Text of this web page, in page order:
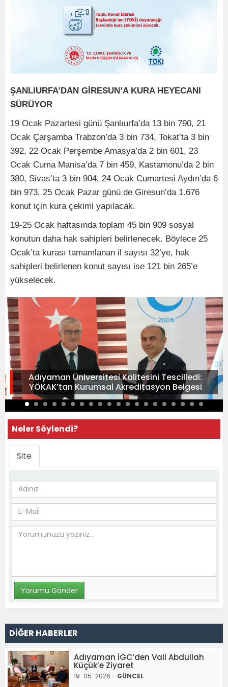
ŞANLIURFA’DAN GİRESUN’A KURA HEYECANI
SÜRÜYOR
19 Ocak Pazartesi günü Şanlıurfa’da 13 bin 790, 21
Ocak Çarşamba Trabzon’da 3 bin 734, Tokat’ta 3 bin
392, 22 Ocak Perşembe Amasya’da 2 bin 601, 23
Ocak Cuma Manisa’da 7 bin 459, Kastamonu’da 2 bin
380, Sivas’ta 3 bin 904, 24 Ocak Cumartesi Aydın’da 6
bin 973, 25 Ocak Pazar günü de Giresun’da 1.676
konut için kura çekimi yapılacak.
19-25 Ocak haftasında toplam 45 bin 909 sosyal
konutun daha hak sahipleri belirlenecek. Böylece 25
Ocak’ta kurası tamamlanan il sayısı 32’ye, hak
sahipleri belirlenen konut sayısı ise 121 bin 265’e
yükselecek.
Adıyaman Üniversitesi Kalitesini Tescilledi:
YÖKAK’tan Kurumsal Akreditasyon Belgesi
Neler Söylendi?
Site
DİĞER HABERLER
Adıyaman İGC’den Vali Abdullah
Küçük’e Ziyaret
19-05-2026 - GÜNCEL